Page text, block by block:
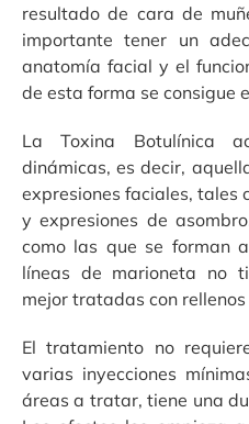
resultado de cara de
importante tener un
anatomía facial y el
de esta forma se consigue
La Toxina Botulínica
dinámicas, es decir,
expresiones faciales, tales
y expresiones de
como las que se forman
líneas de marioneta no
mejor tratadas con
El tratamiento no
varias inyecciones
áreas a tratar, tiene una